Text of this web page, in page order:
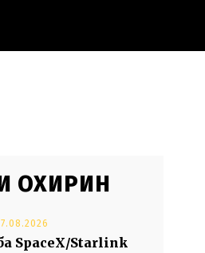
ОХИРИН
SpaceX/Starlink